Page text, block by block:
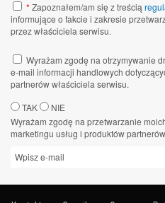
* Zapoznałem/am się z treścią
informujące o fakcie i zakresie
przez właściciela serwisu.
Wyrażam zgodę na otrzymywanie
e-mail informacji handlowych
partnerów właściciela serwisu.
TAK
NIE
Wyrażam zgodę na przetwarzanie
marketingu usług i produktów